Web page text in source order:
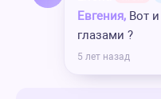
Евгения, Вот
глазами ?
5 лет назад